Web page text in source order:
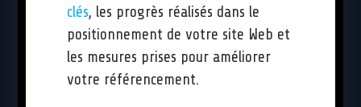
clés, les progrès réalisés dans le
positionnement de votre site Web et
les mesures prises pour améliorer
votre référencement.